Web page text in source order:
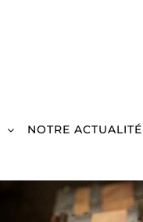
NOTRE ACTUALITÉ